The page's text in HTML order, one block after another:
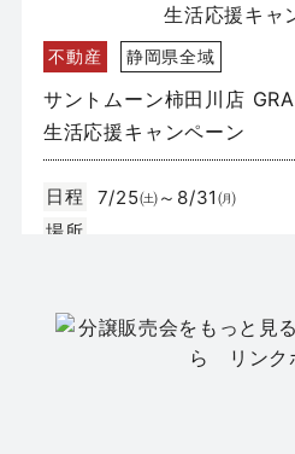
不動産 静岡県全域
サントムーン柿田川店
生活応援キャンペーン
日程
7/25㈯～8/31㈪
場所
静岡市駿河区みずほ2